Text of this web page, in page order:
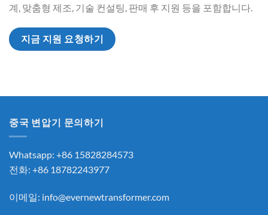
계, 맞춤형 제조, 기술 컨설팅, 판매 후 지원 등을 포함합니다.
지금 지원 요청하기
중국 변압기 문의하기
Whatsapp: +86 15828284573
전화: +86 18782243977
이메일: info@evernewtransformer.com